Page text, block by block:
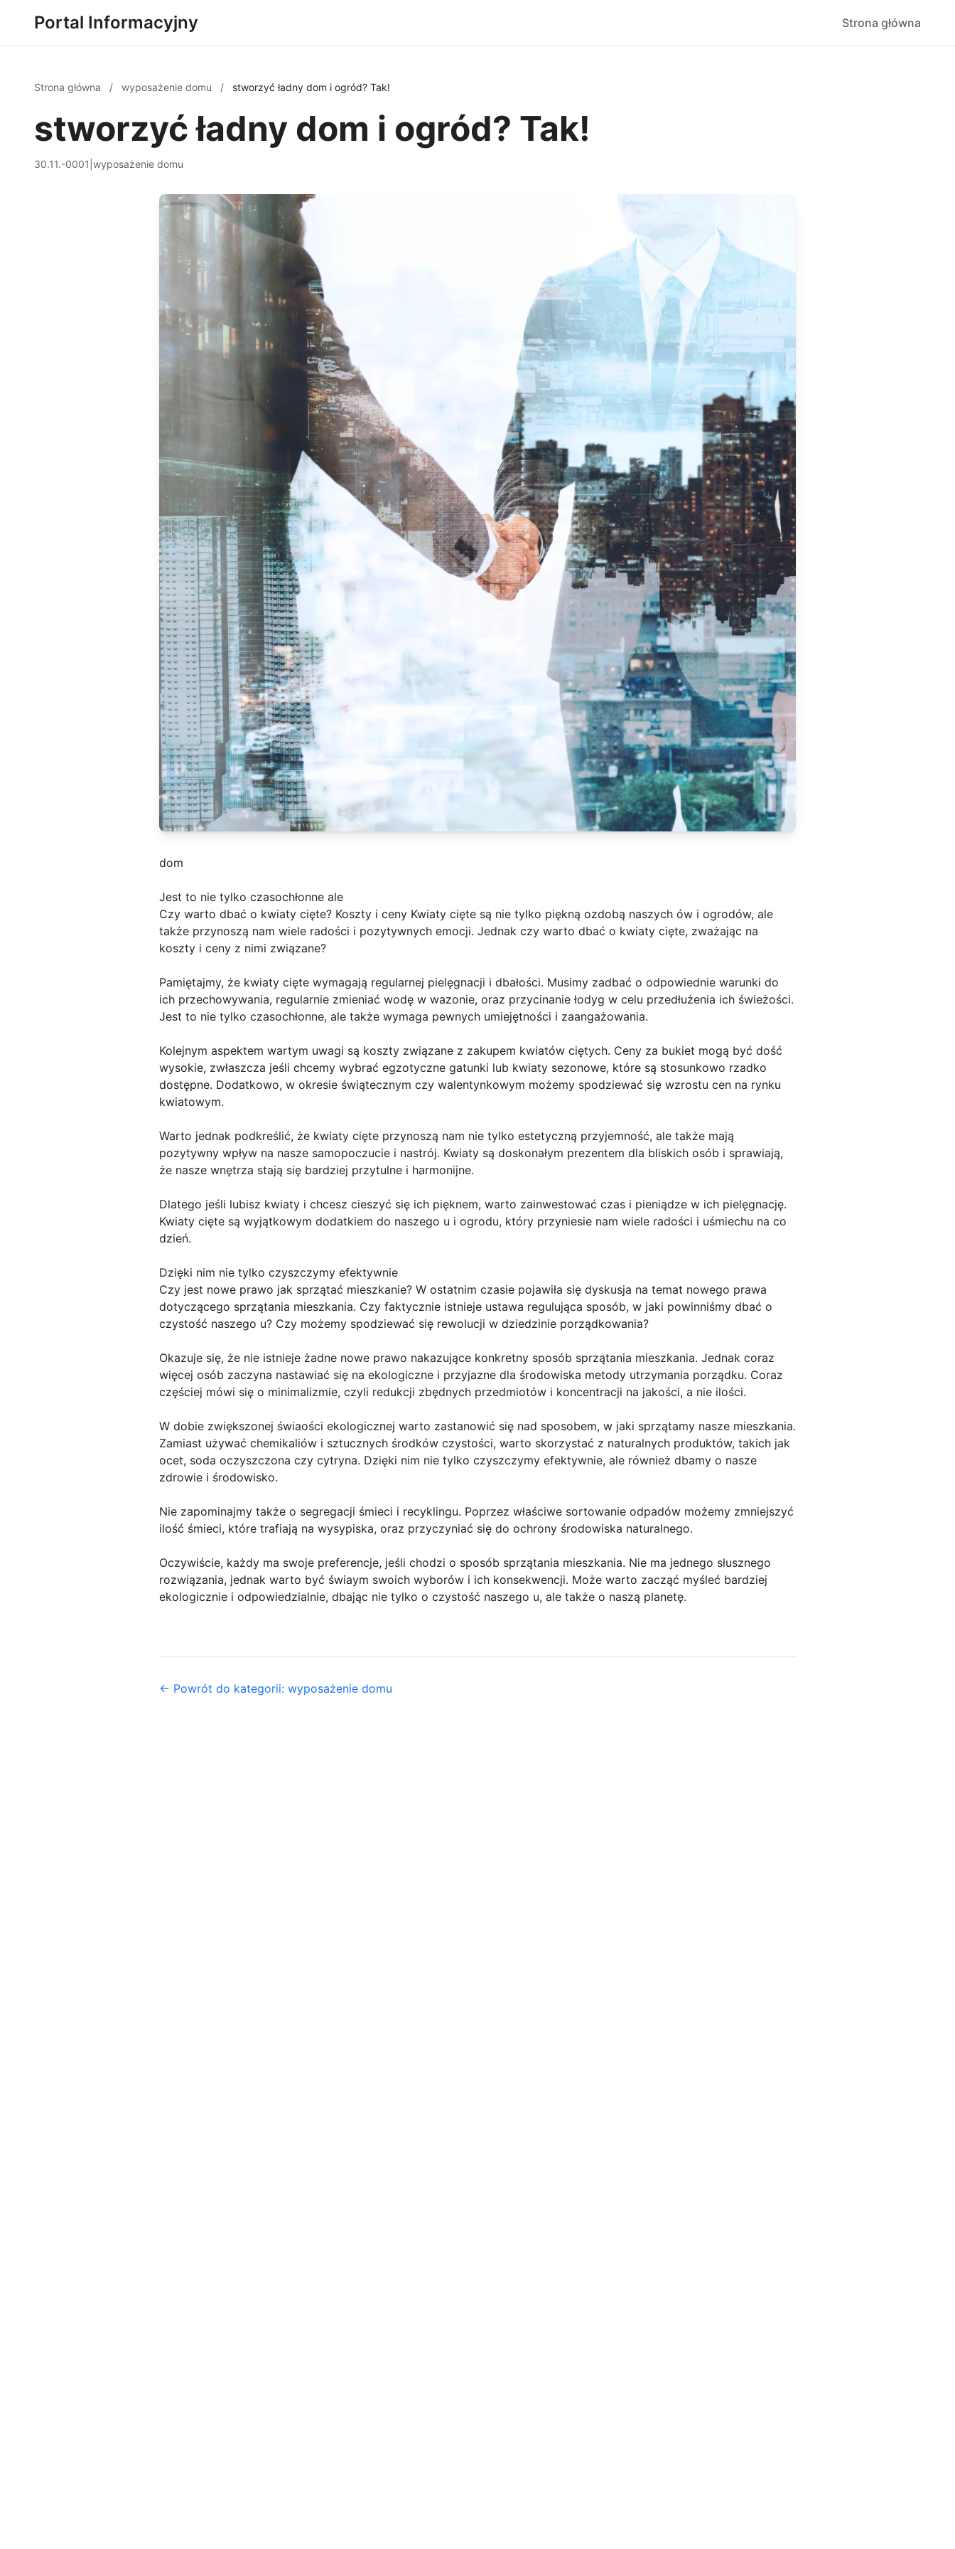
Portal Informacyjny Strona główna
Strona główna / wyposażenie domu / stworzyć ładny dom i ogród? Tak!
stworzyć ładny dom i ogród? Tak!
30.11.-0001 wyposażenie domu
dom
Jest to nie tylko czasochłonne ale
Czy warto dbać o kwiaty cięte? Koszty i ceny Kwiaty cięte są nie tylko piękną ozdobą naszych ów i ogrodów, ale
także przynoszą nam wiele radości i pozytywnych emocji. Jednak czy warto dbać o kwiaty cięte, zważając na
koszty i ceny z nimi związane?
Pamiętajmy, że kwiaty cięte wymagają regularnej pielęgnacji i dbałości. Musimy zadbać o odpowiednie warunki do
ich przechowywania, regularnie zmieniać wodę w wazonie, oraz przycinanie łodyg w celu przedłużenia ich świeżości.
Jest to nie tylko czasochłonne, ale także wymaga pewnych umiejętności i zaangażowania.
Kolejnym aspektem wartym uwagi są koszty związane z zakupem kwiatów ciętych. Ceny za bukiet mogą być dość
wysokie, zwłaszcza jeśli chcemy wybrać egzotyczne gatunki lub kwiaty sezonowe, które są stosunkowo rzadko
dostępne. Dodatkowo, w okresie świątecznym czy walentynkowym możemy spodziewać się wzrostu cen na rynku
kwiatowym.
Warto jednak podkreślić, że kwiaty cięte przynoszą nam nie tylko estetyczną przyjemność, ale także mają
pozytywny wpływ na nasze samopoczucie i nastrój. Kwiaty są doskonałym prezentem dla bliskich osób i sprawiają,
że nasze wnętrza stają się bardziej przytulne i harmonijne.
Dlatego jeśli lubisz kwiaty i chcesz cieszyć się ich pięknem, warto zainwestować czas i pieniądze w ich pielęgnację.
Kwiaty cięte są wyjątkowym dodatkiem do naszego u i ogrodu, który przyniesie nam wiele radości i uśmiechu na co
dzień.
Dzięki nim nie tylko czyszczymy efektywnie
Czy jest nowe prawo jak sprzątać mieszkanie? W ostatnim czasie pojawiła się dyskusja na temat nowego prawa
dotyczącego sprzątania mieszkania. Czy faktycznie istnieje ustawa regulująca sposób, w jaki powinniśmy dbać o
czystość naszego u? Czy możemy spodziewać się rewolucji w dziedzinie porządkowania?
Okazuje się, że nie istnieje żadne nowe prawo nakazujące konkretny sposób sprzątania mieszkania. Jednak coraz
więcej osób zaczyna nastawiać się na ekologiczne i przyjazne dla środowiska metody utrzymania porządku. Coraz
częściej mówi się o minimalizmie, czyli redukcji zbędnych przedmiotów i koncentracji na jakości, a nie ilości.
W dobie zwiększonej świaości ekologicznej warto zastanowić się nad sposobem, w jaki sprzątamy nasze mieszkania.
Zamiast używać chemikaliów i sztucznych środków czystości, warto skorzystać z naturalnych produktów, takich jak
ocet, soda oczyszczona czy cytryna. Dzięki nim nie tylko czyszczymy efektywnie, ale również dbamy o nasze
zdrowie i środowisko.
Nie zapominajmy także o segregacji śmieci i recyklingu. Poprzez właściwe sortowanie odpadów możemy zmniejszyć
ilość śmieci, które trafiają na wysypiska, oraz przyczyniać się do ochrony środowiska naturalnego.
Oczywiście, każdy ma swoje preferencje, jeśli chodzi o sposób sprzątania mieszkania. Nie ma jednego słusznego
rozwiązania, jednak warto być świaym swoich wyborów i ich konsekwencji. Może warto zacząć myśleć bardziej
ekologicznie i odpowiedzialnie, dbając nie tylko o czystość naszego u, ale także o naszą planetę.
← Powrót do kategorii: wyposażenie domu